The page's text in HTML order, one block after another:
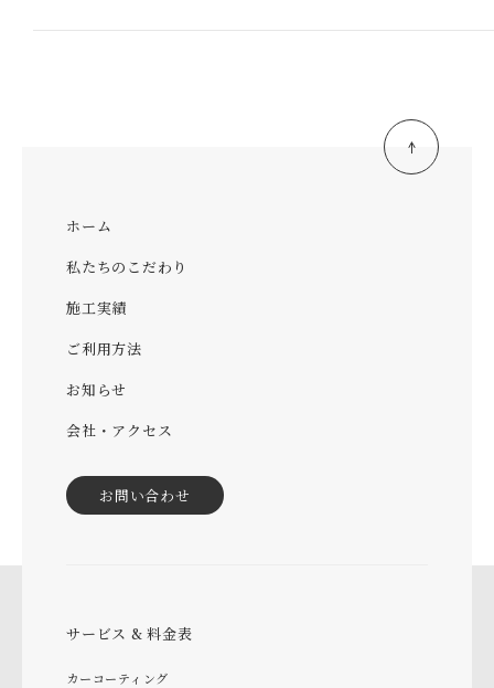
ホーム
私たちのこだわり
施工実績
ご利用方法
お知らせ
会社・アクセス
お問い合わせ
サービス & 料金表
カーコーティング